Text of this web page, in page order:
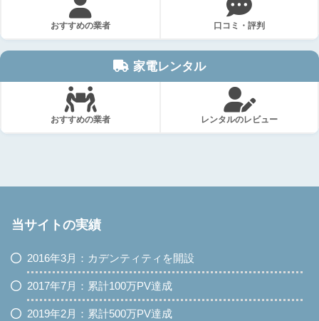
おすすめの業者 口コミ・評判
家電レンタル
おすすめの業者 レンタルのレビュー
当サイトの実績
2016年3月：カデンティティを開設
2017年7月：累計100万PV達成
2019年2月：累計500万PV達成